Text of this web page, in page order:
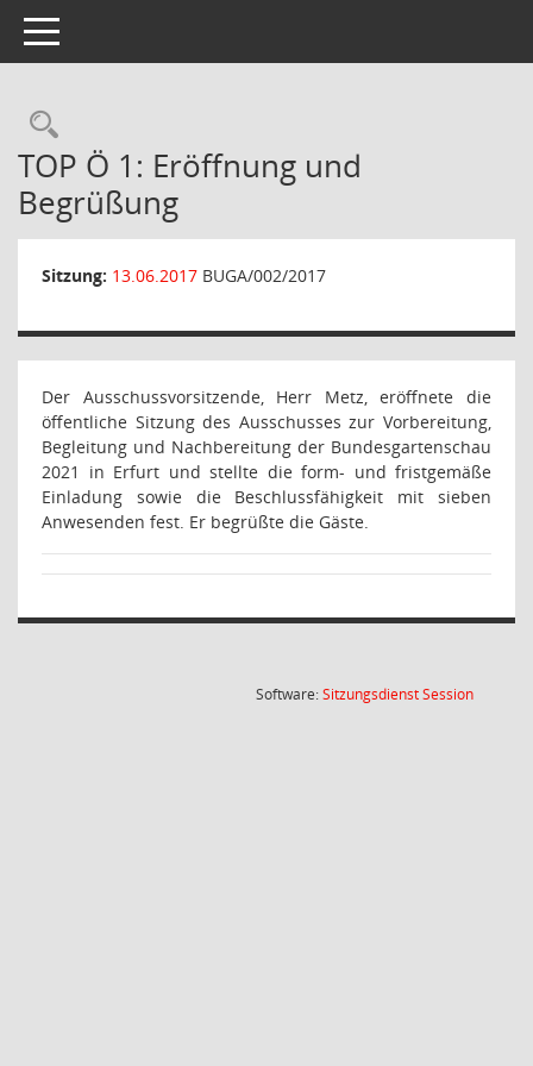
Toggle navigation
Rechercheauswahl
TOP Ö 1: Eröffnung und
Begrüßung
Sitzung: 13.06.2017 BUGA/002/2017
Der Ausschussvorsitzende, Herr Metz, eröffnete die
öffentliche Sitzung des Ausschusses zur Vorbereitung,
Begleitung und Nachbereitung der Bundesgartenschau
2021 in Erfurt und stellte die form- und fristgemäße
Einladung sowie die Beschlussfähigkeit mit sieben
Anwesenden fest. Er begrüßte die Gäste.
Software:SitzungsdienstSession(Wird in